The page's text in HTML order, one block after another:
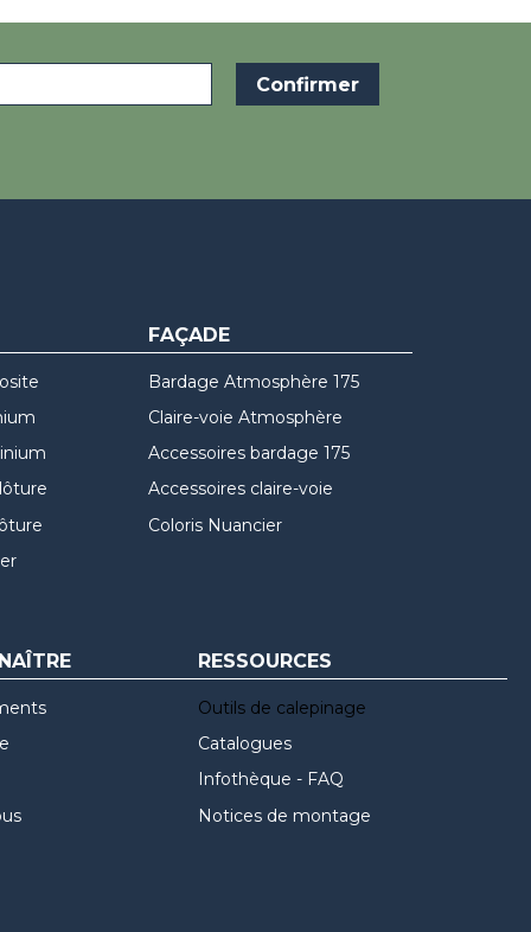
FAÇADE
Bardage Atmosphère 175
Claire-voie Atmosphère
Accessoires bardage 175
Accessoires claire-voie
Coloris Nuancier
RESSOURCES
Outils de calepinage
Catalogues
Infothèque - FAQ
Notices de montage